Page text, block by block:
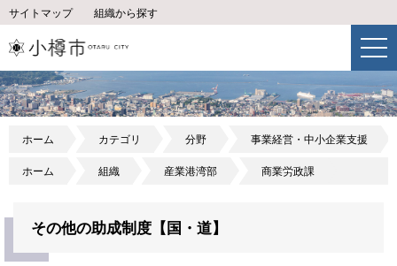
サイトマップ 組織から探す
ホーム カテゴリ 分野 事業経営・中小企業支援
ホーム 組織 産業港湾部 商業労政課
その他の助成制度【国・道】